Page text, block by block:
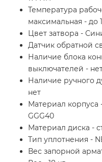
Температура
максимальная - до
Цвет затвора -
Датчик обратной
Наличие блока
выключателей -
Наличие ручного
нет
Материал корпуса
GGG40
Материал диска -
Тип уплотнения -
Вес запорной